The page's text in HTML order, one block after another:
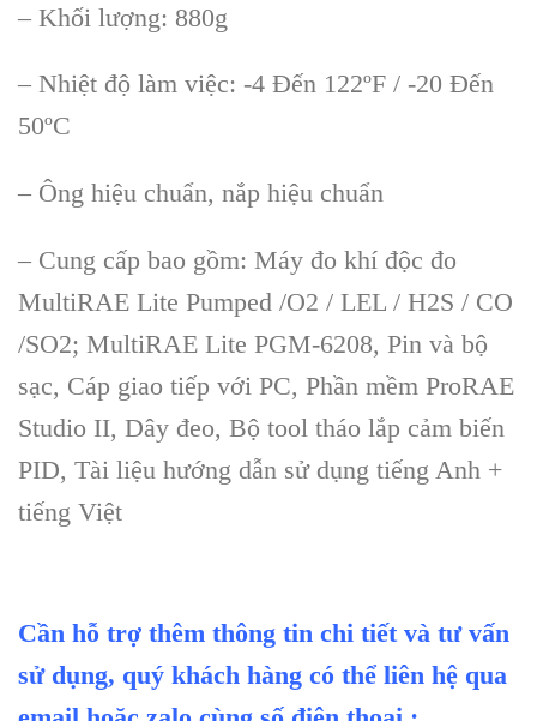
– Khối lượng: 880g
– Nhiệt độ làm việc: -4 Đến 122ºF / -20 Đến
50ºC
– Ông hiệu chuẩn, nắp hiệu chuẩn
– Cung cấp bao gồm: Máy đo khí độc đo
MultiRAE Lite Pumped /O2 / LEL / H2S / CO
/SO2; MultiRAE Lite PGM-6208, Pin và bộ
sạc, Cáp giao tiếp với PC, Phần mềm ProRAE
Studio II, Dây đeo, Bộ tool tháo lắp cảm biến
PID, Tài liệu hướng dẫn sử dụng tiếng Anh +
tiếng Việt
Cần hỗ trợ thêm thông tin chi tiết và tư vấn
sử dụng, quý khách hàng có thể liên hệ qua